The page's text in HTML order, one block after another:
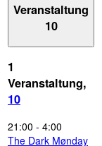
Veranstaltung
10
1
Veranstaltung,
10
21:00 - 4:00
The Dark Mønday